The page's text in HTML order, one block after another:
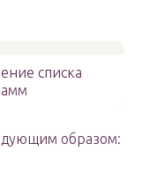
списка
образом: